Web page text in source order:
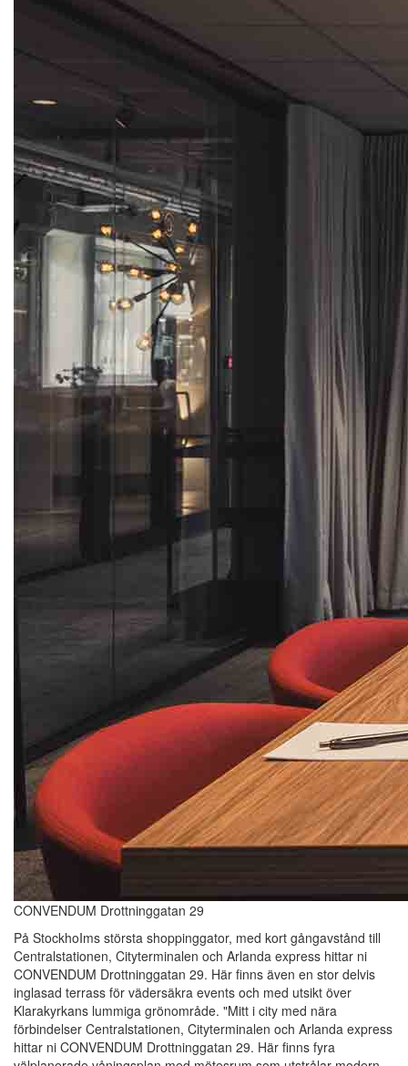
CONVENDUM Drottninggatan 29
På StockhoIms största shoppinggator, med kort gångavstånd till
Centralstationen, Cityterminalen och Arlanda express hittar ni
CONVENDUM Drottninggatan 29. Här finns även en stor delvis
inglasad terrass för vädersäkra events och med utsikt över
Klarakyrkans lummiga grönområde. "Mitt i city med nära
förbindelser Centralstationen, Cityterminalen och Arlanda express
hittar ni CONVENDUM Drottninggatan 29. Här finns fyra